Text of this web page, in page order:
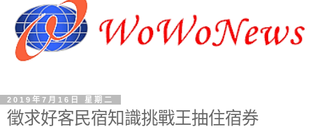
2019年7月16日 星期二
徵求好客民宿知識挑戰王抽住宿券